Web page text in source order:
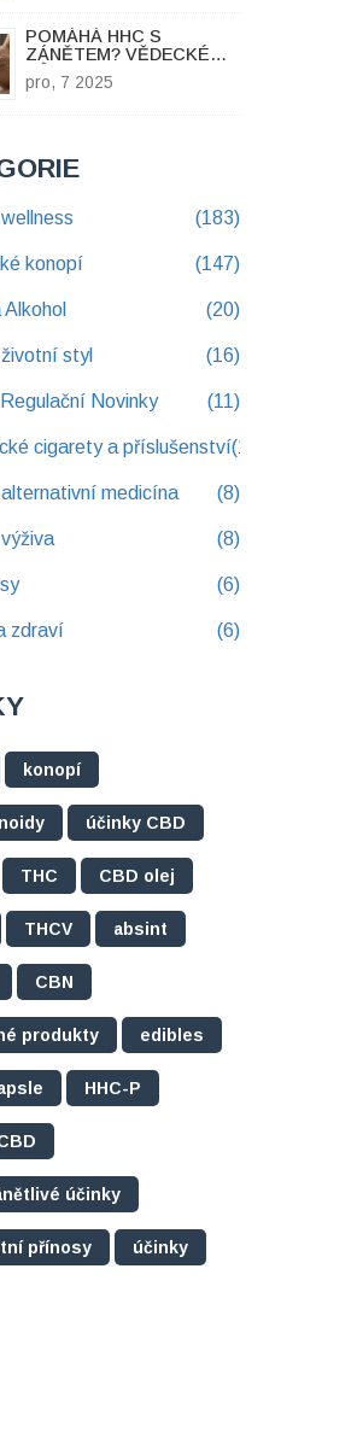
POMÁHÁ HHC S
ZÁNĚTEM? VĚDECKÉ
DŮKAZY A PRAXE
pro, 7 2025
(183)
konopí (147)
(20)
styl (16)
Novinky (11)
cigarety a příslušenství(10)
medicína (8)
(8)
(6)
zdraví (6)
konopí
účinky CBD
THC CBD olej
THCV absint
CBN
produkty edibles
HHC-P
účinky
přínosy účinky